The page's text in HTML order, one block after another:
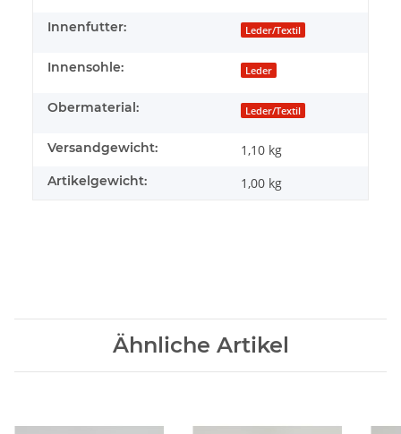
Innenfutter: Leder/Textil
Innensohle: Leder
Obermaterial: Leder/Textil
Versandgewicht: 1,10 kg
Artikelgewicht: 1,00 kg
Ähnliche Artikel